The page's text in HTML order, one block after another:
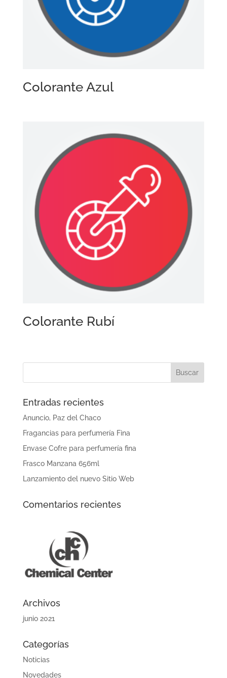
Colorante Azul
Colorante Rubí
Entradas recientes
Anuncio, Paz del Chaco
Fragancias para perfumería Fina
Envase Cofre para perfumería fina
Frasco Manzana 656ml
Lanzamiento del nuevo Sitio Web
Comentarios recientes
Archivos
junio 2021
Categorías
Noticias
Novedades